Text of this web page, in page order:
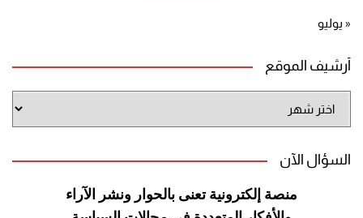
« يوليو
أرشيف الموقع
الموقع
السؤال الآن
منصة إلكترونية تعنى بالحوار ونشر الآراء